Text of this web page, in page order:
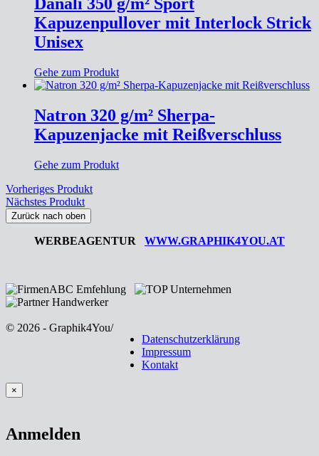
Danali 350 g/m² Sport
Kapuzenpullover mit Interlock Strick
Unisex
Gehe zum Produkt
Natron 320 g/m² Sherpa-
Kapuzenjacke mit Reißverschluss
Gehe zum Produkt
Vorheriges Produkt
Nächstes Produkt
Zurück nach oben
WERBEAGENTUR WWW.GRAPHIK4YOU.AT
© 2026 - Graphik4You/
Datenschutzerklärung
Impressum
Kontakt
×
Anmelden